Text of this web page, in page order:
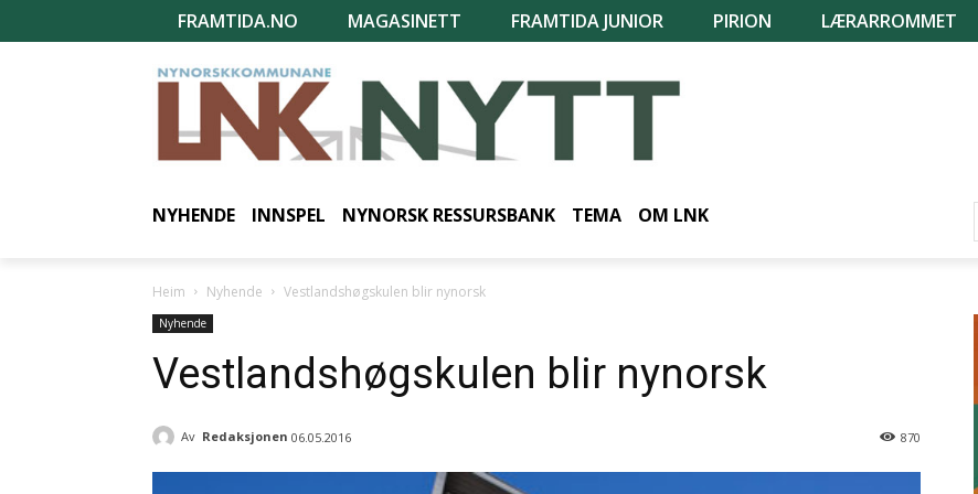
FRAMTIDA.NO MAGASINETT FRAMTIDA JUNIOR PIRION LÆRARROMMET
NYHENDE INNSPEL NYNORSK RESSURSBANK TEMA OM LNK
Heim Nyhende Vestlandshøgskulen blir nynorsk
Nyhende
Vestlandshøgskulen blir nynorsk
Av Redaksjonen 06.05.2016 870